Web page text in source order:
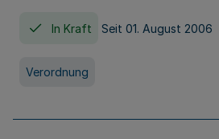
In Kraft Seit 01. August 2006
Verordnung